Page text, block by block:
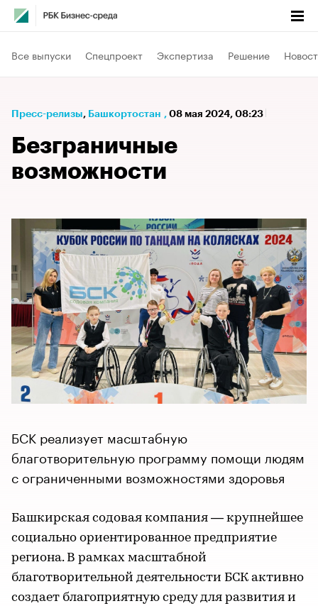
Все выпуски Спецпроект Экспертиза Решение
Пресс-релизы⁠, Башкортостан , 08 мая 2024, 08:23
Безграничные
возможности
БСК реализует масштабную
благотворительную программу помощи людям
с ограниченными возможностями здоровья
Башкирская содовая компания — крупнейшее
социально ориентированное предприятие
региона. В рамках масштабной
благотворительной деятельности БСК активно
создает благоприятную среду для развития и